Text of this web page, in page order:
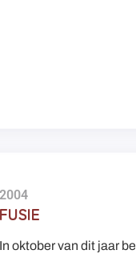
2004
FUSIE
In oktober van dit jaar